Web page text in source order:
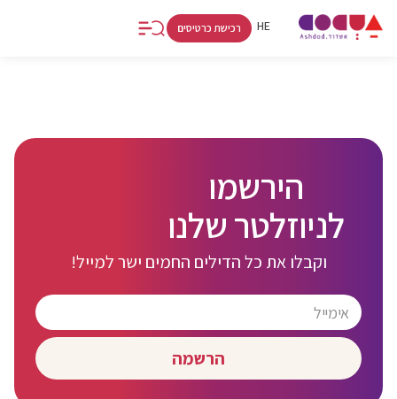
HE
RU
רכישת כרטיסים
הירשמו
לניוזלטר שלנו
וקבלו את כל הדילים החמים ישר למייל!
הרשמה